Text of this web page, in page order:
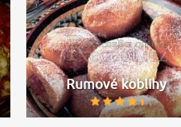
Rumové koblihy